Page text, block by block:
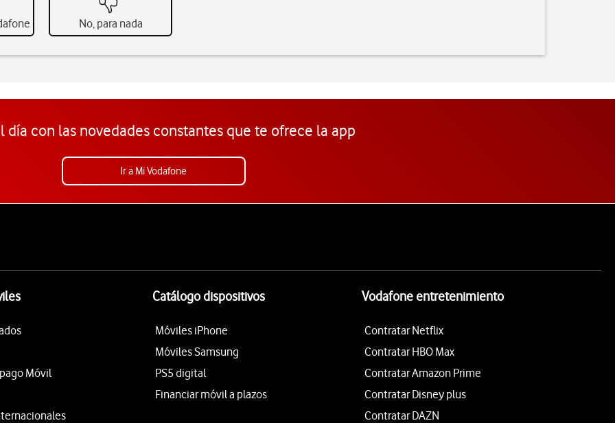
No, para nada
día con las novedades constantes que te ofrece la app
Ir a Mi Vodafone
Móvil
Catálogo dispositivos
Móviles iPhone
Móviles Samsung
PS5 digital
Financiar móvil a plazos
Vodafone entretenimiento
Contratar Netflix
Contratar HBO Max
Contratar Amazon Prime
Contratar Disney plus
Contratar DAZN